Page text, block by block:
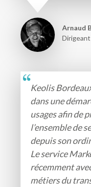
Arnaud
Keolis
dans une
usages afin de
l’ensemble de
depuis son
Le service
récemment
métiers du